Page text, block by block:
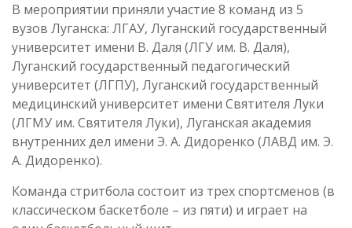
В мероприятии приняли участие 8 команд из 5
вузов Луганска: ЛГАУ, Луганский государственный
университет имени В. Даля (ЛГУ им. В. Даля),
Луганский государственный педагогический
университет (ЛГПУ), Луганский государственный
медицинский университет имени Святителя Луки
(ЛГМУ им. Святителя Луки), Луганская академия
внутренних дел имени Э. А. Дидоренко (ЛАВД им. Э.
А. Дидоренко).
Команда стритбола состоит из трех спортсменов (в
классическом баскетболе – из пяти) и играет на